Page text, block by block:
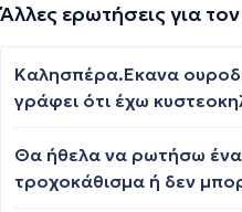
Άλλες ερωτήσεις για
Καλησπέρα.Εκανα
γράφει ότι έχω
είχα βάλει ταινία.Τι
Θα ήθελα να ρωτήσω ένα
τροχοκάθισμα ή δεν